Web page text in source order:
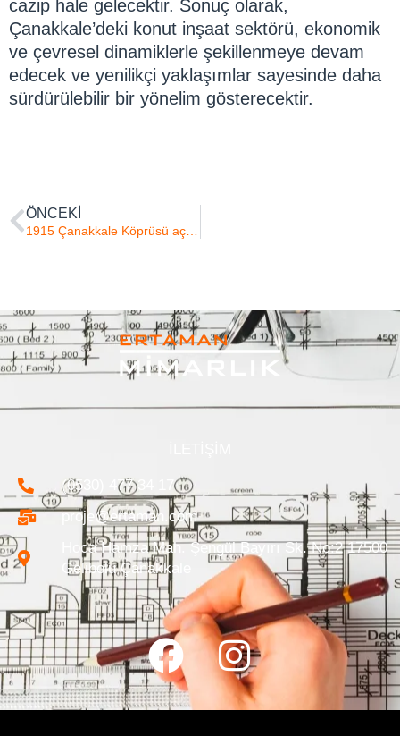
cazip hale gelecektir. Sonuç olarak,
Çanakkale’deki konut inşaat sektörü, ekonomik
ve çevresel dinamiklerle şekillenmeye devam
edecek ve yenilikçi yaklaşımlar sayesinde daha
sürdürülebilir bir yönelim gösterecektir.
ÖNCEKI
1915 Çanakkale Köprüsü açıldı
(0530) 477 34 17
proje@ertaman.com
Hoca Hamza Mah. Şengül Bayırı Sk. No:2 17500
Gelibolu Çanakkale